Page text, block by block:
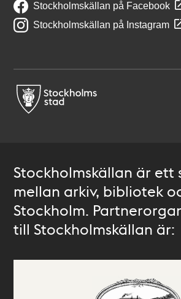
Stockholmskällan på Facebook
Stockholmskällan på Instagram
Stockholmskällan är ett
mellan arkiv, bibliotek
Stockholm.
till Stockholmskällan är: